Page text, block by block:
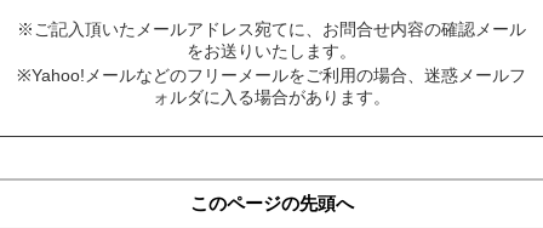
※ご記入頂いたメールアドレス宛てに、お問合せ内容の確認メール
をお送りいたします。
※Yahoo!メールなどのフリーメールをご利用の場合、迷惑メールフ
ォルダに入る場合があります。
このページの先頭へ